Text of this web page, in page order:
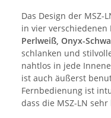
Das Design der MSZ-
in vier verschiedenen
Perlweiß, Onyx-
schlanken und
nahtlos in jede
ist auch äußerst
Fernbedienung ist
dass die MSZ-LN